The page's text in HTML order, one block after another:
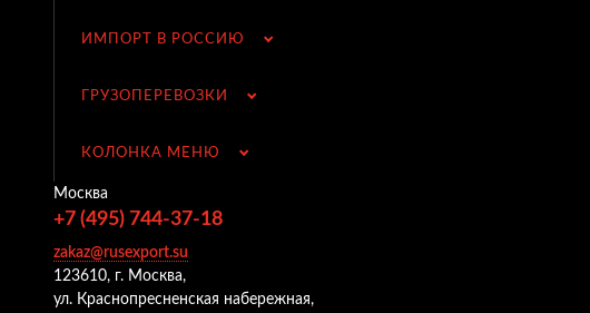
ИМПОРТ В РОССИЮ
ГРУЗОПЕРЕВОЗКИ
КОЛОНКА МЕНЮ
Москва
+7 (495) 744-37-18
zakaz@rusexport.su
123610, г. Москва,
ул. Краснопресненская набережная,